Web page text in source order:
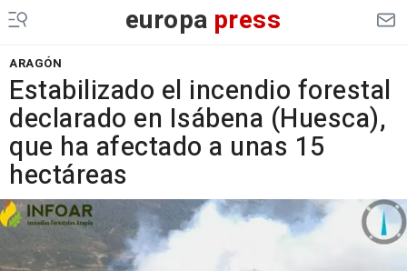
europa press
ARAGÓN
Estabilizado el incendio forestal
declarado en Isábena (Huesca),
que ha afectado a unas 15
hectáreas